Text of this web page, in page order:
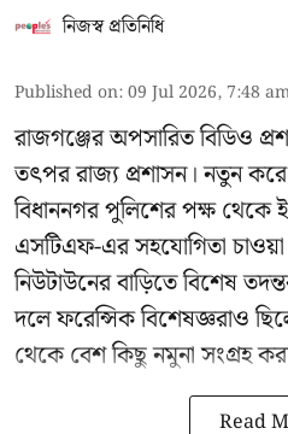
নিজস্ব প্রতিনিধি
Published on:09 Jul 2026, 7:48
রাজগঞ্জের অপসারিত বিডিও
তৎপর রাজ্য প্রশাসন। নতুন
বিধাননগর পুলিশের পক্ষ থেকে
এসটিএফ-এর সহযোগিতা
নিউটাউনের বাড়িতে বিশেষ
দলে ফরেন্সিক বিশেষজ্ঞরাও
থেকে বেশ কিছু নমুনা সংগ্রহ
Read
CPIM:
ভোট
দ্বারস্থ